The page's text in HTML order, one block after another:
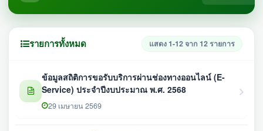
รายการทั้งหมด แสดง 1-12 จาก 12 รายการ
ข้อมูลสถิติการขอรับบริการผ่านช่องทางออนไลน์ (E-
Service) ประจำปีงบประมาณ พ.ศ. 2568
29 เมษายน 2569